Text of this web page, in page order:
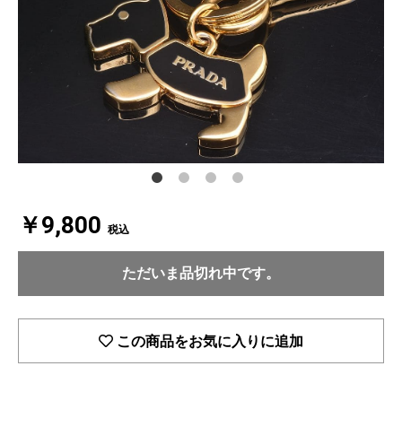
￥9,800 税込
ただいま品切れ中です。
この商品をお気に入りに追加